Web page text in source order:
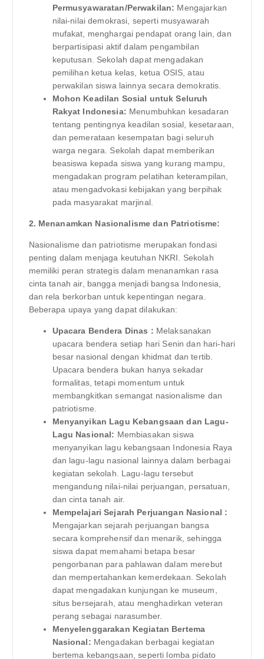
Permusyawaratan/Perwakilan: Mengajarkan
nilai-nilai demokrasi, seperti musyawarah
mufakat, menghargai pendapat orang lain, dan
berpartisipasi aktif dalam pengambilan
keputusan. Sekolah dapat mengadakan
pemilihan ketua kelas, ketua OSIS, atau
perwakilan siswa lainnya secara demokratis.
Mohon Keadilan Sosial untuk Seluruh
Rakyat Indonesia: Menumbuhkan kesadaran
tentang pentingnya keadilan sosial, kesetaraan,
dan pemerataan kesempatan bagi seluruh
warga negara. Sekolah dapat memberikan
beasiswa kepada siswa yang kurang mampu,
mengadakan program pelatihan keterampilan,
atau mengadvokasi kebijakan yang berpihak
pada masyarakat marjinal.
2. Menanamkan Nasionalisme dan Patriotisme:
Nasionalisme dan patriotisme merupakan fondasi
penting dalam menjaga keutuhan NKRI. Sekolah
memiliki peran strategis dalam menanamkan rasa
cinta tanah air, bangga menjadi bangsa Indonesia,
dan rela berkorban untuk kepentingan negara.
Beberapa upaya yang dapat dilakukan:
Upacara Bendera Dinas : Melaksanakan
upacara bendera setiap hari Senin dan hari-hari
besar nasional dengan khidmat dan tertib.
Upacara bendera bukan hanya sekadar
formalitas, tetapi momentum untuk
membangkitkan semangat nasionalisme dan
patriotisme.
Menyanyikan Lagu Kebangsaan dan Lagu-
Lagu Nasional: Membiasakan siswa
menyanyikan lagu kebangsaan Indonesia Raya
dan lagu-lagu nasional lainnya dalam berbagai
kegiatan sekolah. Lagu-lagu tersebut
mengandung nilai-nilai perjuangan, persatuan,
dan cinta tanah air.
Mempelajari Sejarah Perjuangan Nasional :
Mengajarkan sejarah perjuangan bangsa
secara komprehensif dan menarik, sehingga
siswa dapat memahami betapa besar
pengorbanan para pahlawan dalam merebut
dan mempertahankan kemerdekaan. Sekolah
dapat mengadakan kunjungan ke museum,
situs bersejarah, atau menghadirkan veteran
perang sebagai narasumber.
Menyelenggarakan Kegiatan Bertema
Nasional: Mengadakan berbagai kegiatan
bertema kebangsaan, seperti lomba pidato